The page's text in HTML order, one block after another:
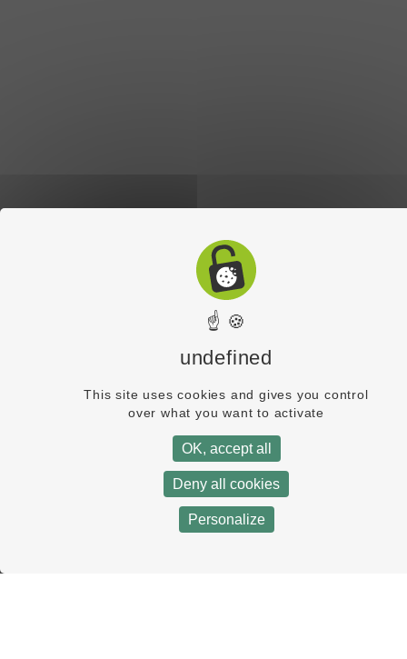
☝ 🍪
undefined
This site uses cookies and gives you control
over what you want to activate
OK, accept all
Deny all cookies
Personalize